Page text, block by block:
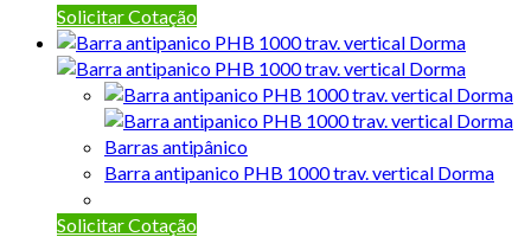
Solicitar Cotação
Barras antipânico
Barra antipanico PHB 1000 trav. vertical Dorma
Solicitar Cotação